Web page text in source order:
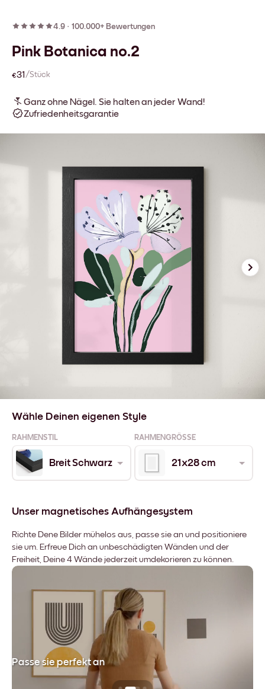
4.9 · 100.000+ Bewertungen
Pink Botanica no.2
€31 /Stück
Ganz ohne Nägel. Sie halten an jeder Wand!
Zufriedenheitsgarantie
Wähle Deinen eigenen Style
RAHMENSTIL RAHMENGRÖSSE
Breit Schwarz 21x28 cm
Unser magnetisches Aufhängesystem
Richte Dene Bilder mühelos aus, passe sie an und positioniere
sie um. Erfreue Dich an unbeschädigten Wänden und der
Freiheit, Deine 4 Wände jederzeit umdekorieren zu können.
Passe sie perfekt an